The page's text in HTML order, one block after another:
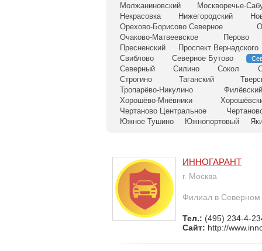
Молжаниновский
Москворечье-
Некрасовка
Нижегородский
Орехово-Борисово Северное
Очаково-Матвеевское
Перово
Пресненский
Проспект Вернадского
Свиблово
Северное Бутово
Северный Силино Сокол
Строгино
Таганский
Тропарёво-Никулино
Хорошёво-Мнёвники
Чертаново Центральное
Южное Тушино
Южнопортовый
ИННОГАРАНТ
г. Москва
Филиал в
Тел.: (495) 234-4-
Сайт: http://